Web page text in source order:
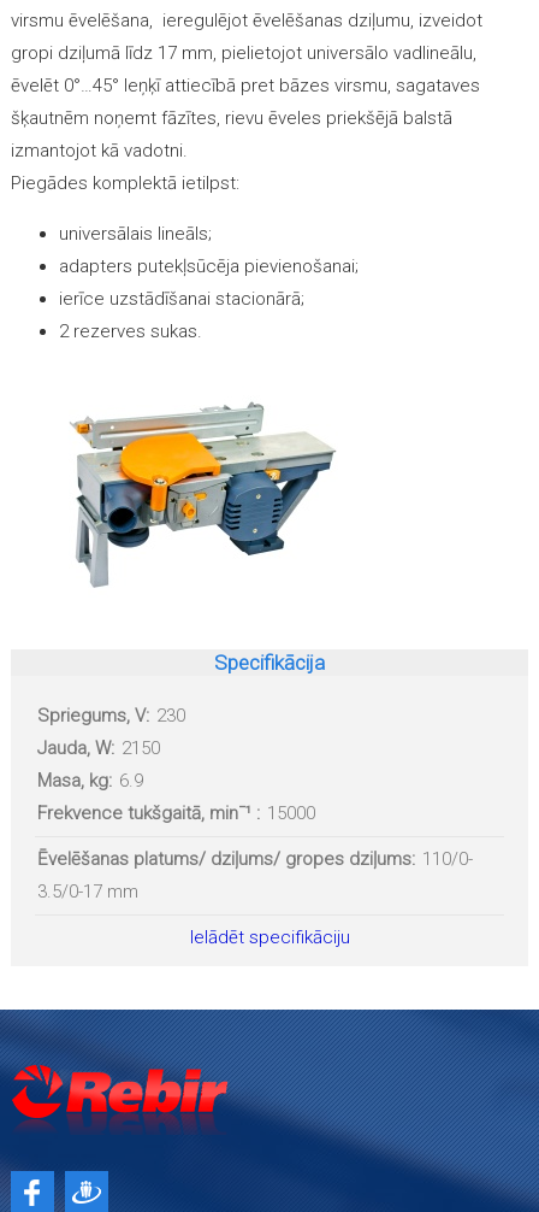
virsmu ēvelēšana, ieregulējot ēvelēšanas dziļumu, izveidot
gropi dziļumā līdz 17 mm, pielietojot universālo vadlineālu,
ēvelēt 0°…45° leņķī attiecībā pret bāzes virsmu, sagataves
šķautnēm noņemt fāzītes, rievu ēveles priekšējā balstā
izmantojot kā vadotni.
Piegādes komplektā ietilpst:
universālais lineāls;
adapters putekļsūcēja pievienošanai;
ierīce uzstādīšanai stacionārā;
2 rezerves sukas.
Specifikācija
Spriegums, V: 230
Jauda, W: 2150
Masa, kg: 6.9
Frekvence tukšgaitā, minˉ¹ : 15000
Ēvelēšanas platums/ dziļums/ gropes dziļums: 110/0-
3.5/0-17 mm
Ielādēt specifikāciju